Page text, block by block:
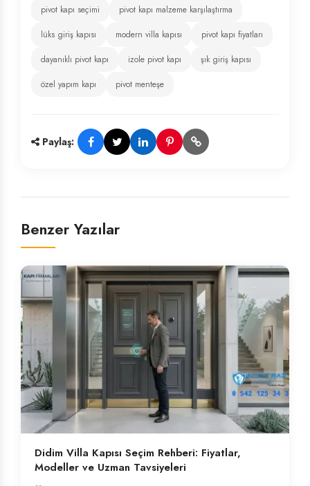
pivot kapı seçimi
pivot kapı malzeme karşılaştırma
lüks giriş kapısı
modern villa kapısı
pivot kapı fiyatları
dayanıklı pivot kapı
izole pivot kapı
şık giriş kapısı
özel yapım kapı
pivot menteşe
Paylaş:
Benzer Yazılar
Didim Villa Kapısı Seçim Rehberi: Fiyatlar,
Modeller ve Uzman Tavsiyeleri